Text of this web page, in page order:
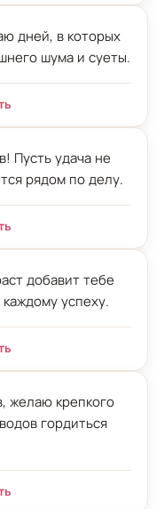
дней, в которых
шума и суеты.
Пусть удача не
рядом по делу.
добавит тебе
успеху.
желаю крепкого
гордиться